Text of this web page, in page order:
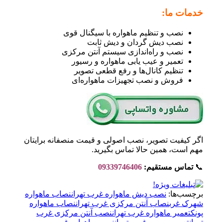
خدمات ما:
نصب و تنظیم ماهواره با سیگنال قوی
نصب دیش گردان و دیش ثابت
نصب و راه‌اندازی سیستم آنتن مرکزی
تعمیر و عیب یابی ماهواره و رسیور
تنظیم کانال‌ها و رفع قطعی تصویر
فروش و نصب تجهیزات ماهواره‌ای
اگر کیفیت تصویر، نصب اصولی و قیمت منصفانه برایتان
مهم است، همین حالا تماس بگیرید.
تماس مستقیم: 09339746406
برچسب‌ها:نصب دیش ماهواره غرب تهراننصاب ماهواره
شهرک غربنصاب آنتن مرکزی غرب تهراننصاب ماهواره
تعمیر ماهواره غرب تهراننصب آنتن مرکزی غرب